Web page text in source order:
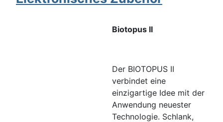
Biotopus II
Der BIOTOPUS II
verbindet eine
einzigartige Idee mit der
Anwendung neuester
Technologie. Schlank,